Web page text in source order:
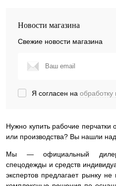
Новости магазина
Свежие новости магазина
Я согласен на
Нужно купить рабочие перчатки
или производства? Вы нашли
Мы — официальный дилер
спецодежды и средств
экспертов предлагает рынку